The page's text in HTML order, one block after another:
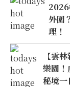
2026
外圍
理！
【雲
樂園
秘境一